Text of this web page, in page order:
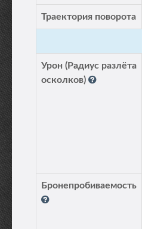
Траектория поворота
Урон (Радиус разлёта
осколков)
Бронепробиваемость